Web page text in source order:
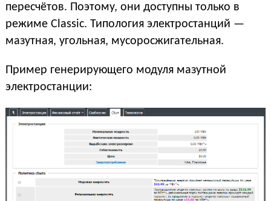
пересчётов. Поэтому, они доступны только в
режиме Classic. Типология электростанций —
мазутная, угольная, мусоросжигательная.
Пример генерирующего модуля мазутной
электростанции: